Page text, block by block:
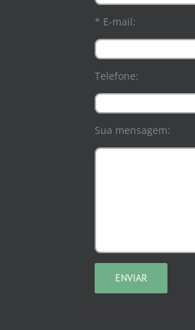
* E-mail:
Telefone:
Sua mensagem: